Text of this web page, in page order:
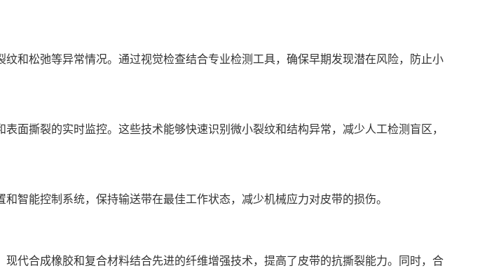
和松弛等异常情况。通过视觉检查结合专业检测工具，确保早期发现潜在风险，防止小
面撕裂的实时监控。这些技术能够快速识别微小裂纹和结构异常，减少人工检测盲区，
智能控制系统，保持输送带在最佳工作状态，减少机械应力对皮带的损伤。
代合成橡胶和复合材料结合先进的纤维增强技术，提高了皮带的抗撕裂能力。同时，合